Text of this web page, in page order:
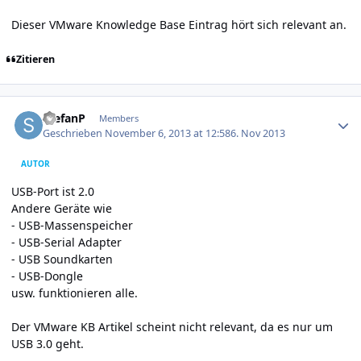
Dieser VMware Knowledge Base Eintrag hört sich relevant an.
Zitieren
StefanP Members
Geschrieben November 6, 2013 at 12:586. Nov 2013
AUTOR
USB-Port ist 2.0
Andere Geräte wie
- USB-Massenspeicher
- USB-Serial Adapter
- USB Soundkarten
- USB-Dongle
usw. funktionieren alle.
Der VMware KB Artikel scheint nicht relevant, da es nur um
USB 3.0 geht.